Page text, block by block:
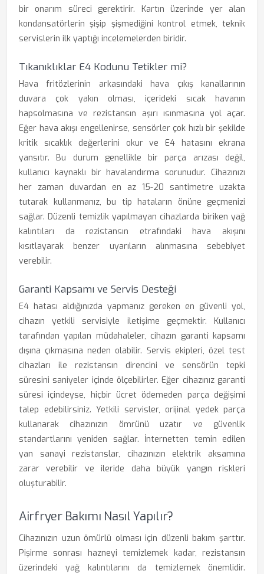
bir onarım süreci gerektirir. Kartın üzerinde yer alan
kondansatörlerin şişip şişmediğini kontrol etmek, teknik
servislerin ilk yaptığı incelemelerden biridir.
Tıkanıklıklar E4 Kodunu Tetikler mi?
Hava fritözlerinin arkasındaki hava çıkış kanallarının
duvara çok yakın olması, içerideki sıcak havanın
hapsolmasına ve rezistansın aşırı ısınmasına yol açar.
Eğer hava akışı engellenirse, sensörler çok hızlı bir şekilde
kritik sıcaklık değerlerini okur ve E4 hatasını ekrana
yansıtır. Bu durum genellikle bir parça arızası değil,
kullanıcı kaynaklı bir havalandırma sorunudur. Cihazınızı
her zaman duvardan en az 15-20 santimetre uzakta
tutarak kullanmanız, bu tip hataların önüne geçmenizi
sağlar. Düzenli temizlik yapılmayan cihazlarda biriken yağ
kalıntıları da rezistansın etrafındaki hava akışını
kısıtlayarak benzer uyarıların alınmasına sebebiyet
verebilir.
Garanti Kapsamı ve Servis Desteği
E4 hatası aldığınızda yapmanız gereken en güvenli yol,
cihazın yetkili servisiyle iletişime geçmektir. Kullanıcı
tarafından yapılan müdahaleler, cihazın garanti kapsamı
dışına çıkmasına neden olabilir. Servis ekipleri, özel test
cihazları ile rezistansın direncini ve sensörün tepki
süresini saniyeler içinde ölçebilirler. Eğer cihazınız garanti
süresi içindeyse, hiçbir ücret ödemeden parça değişimi
talep edebilirsiniz. Yetkili servisler, orijinal yedek parça
kullanarak cihazınızın ömrünü uzatır ve güvenlik
standartlarını yeniden sağlar. İnternetten temin edilen
yan sanayi rezistanslar, cihazınızın elektrik aksamına
zarar verebilir ve ileride daha büyük yangın riskleri
oluşturabilir.
Airfryer Bakımı Nasıl Yapılır?
Cihazınızın uzun ömürlü olması için düzenli bakım şarttır.
Pişirme sonrası hazneyi temizlemek kadar, rezistansın
üzerindeki yağ kalıntılarını da temizlemek önemlidir.